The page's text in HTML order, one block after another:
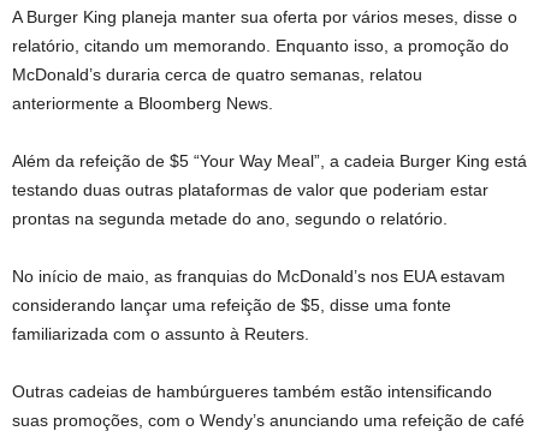
A Burger King planeja manter sua oferta por vários meses, disse o
relatório, citando um memorando. Enquanto isso, a promoção do
McDonald’s duraria cerca de quatro semanas, relatou
anteriormente a Bloomberg News.
Além da refeição de $5 “Your Way Meal”, a cadeia Burger King está
testando duas outras plataformas de valor que poderiam estar
prontas na segunda metade do ano, segundo o relatório.
No início de maio, as franquias do McDonald’s nos EUA estavam
considerando lançar uma refeição de $5, disse uma fonte
familiarizada com o assunto à Reuters.
Outras cadeias de hambúrgueres também estão intensificando
suas promoções, com o Wendy’s anunciando uma refeição de café